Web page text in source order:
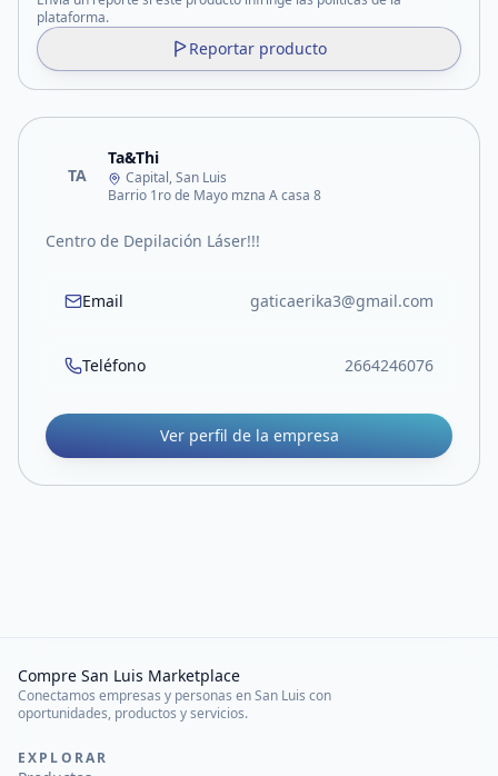
plataforma.
Reportar producto
TA
Ta&Thi
Capital, San Luis
Barrio 1ro de Mayo mzna A casa 8
Centro de Depilación Láser!!!
Email gaticaerika3@gmail.com
Teléfono 2664246076
Ver perfil de la empresa
Compre San Luis Marketplace
Conectamos empresas y personas en San Luis con
oportunidades, productos y servicios.
EXPLORAR